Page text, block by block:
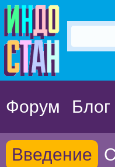
Форум Блог
Введение